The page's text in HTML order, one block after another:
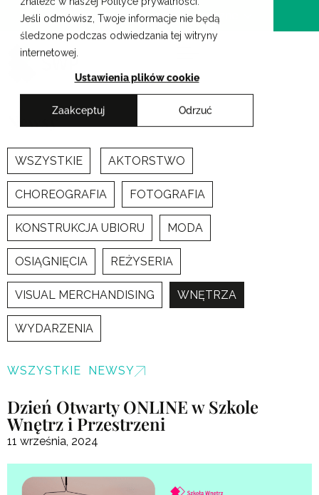
Jeśli odmówisz, Twoje informacje nie będą
śledzone podczas odwiedzania tej witryny
internetowej.
Ustawienia plików cookie
Zaakceptuj Odrzuć
Przejdź
treści
Krakowskie Szkoły Artystyczne
Newsy
WSZYSTKIE AKTORSTWO
CHOREOGRAFIA FOTOGRAFIA
KONSTRUKCJA UBIORU MODA
OSIĄGNIĘCIA REŻYSERIA
VISUAL MERCHANDISING WNĘTRZA
WYDARZENIA
WSZYSTKIE NEWSY
Dzień Otwarty ONLINE w Szkole
Wnętrz i Przestrzeni
11 września, 2024